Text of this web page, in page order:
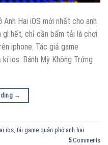
Hai iOS mới nhất cho anh
gì hết, chỉ cần bấm tải là chơi
iphone. Tác giả game
ios: Bánh Mỳ Không Trứng
→
ios,tải game quán phở anh hai
5Comments